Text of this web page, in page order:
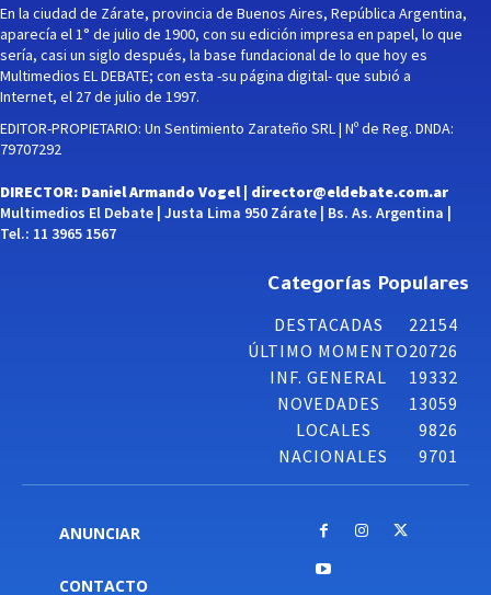
En la ciudad de Zárate, provincia de Buenos Aires, República Argentina,
aparecía el 1° de julio de 1900, con su edición impresa en papel, lo que
sería, casi un siglo después, la base fundacional de lo que hoy es
Multimedios EL DEBATE; con esta -su página digital- que subió a
Internet, el 27 de julio de 1997.
EDITOR-PROPIETARIO: Un Sentimiento Zarateño SRL | Nº de Reg. DNDA:
79707292
DIRECTOR: Daniel Armando Vogel | director@eldebate.com.ar
Multimedios El Debate | Justa Lima 950 Zárate | Bs. As. Argentina |
Tel.: 11 3965 1567
Categorías Populares
DESTACADAS
22154
ÚLTIMO MOMENTO20726
INF. GENERAL
19332
NOVEDADES
13059
LOCALES
9826
NACIONALES
9701
ANUNCIAR
CONTACTO